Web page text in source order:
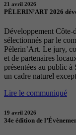
21 avril 2026
PÈLERIN’ART 2026
Développement Côte-
sélectionnés par le
Pèlerin’Art. Le jury,
et de partenaires
présentées au public
un cadre naturel
Lire le communiqué
19 avril 2026
34e édition de